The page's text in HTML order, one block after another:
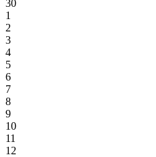
30
1
2
3
4
5
6
7
8
9
10
11
12